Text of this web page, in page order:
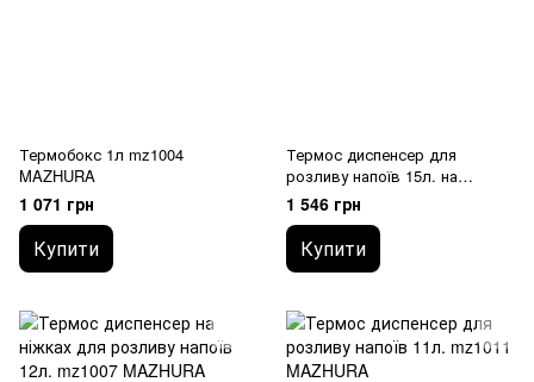
Термобокс 1л mz1004
MAZHURA
1 071 грн
Купити
Термос диспенсер для
розливу напоїв 15л. на
ножках mz1006 MAZHURA
1 546 грн
Купити